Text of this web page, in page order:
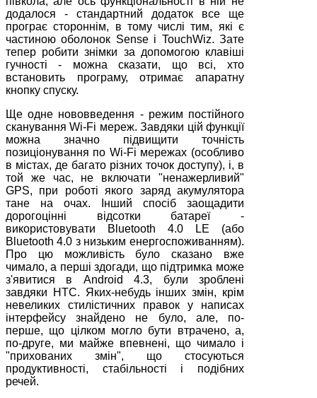
додалося - стандартний додаток все ще
програє стороннім, в тому числі тим, які є
частиною оболонок Sense і TouchWiz. Зате
тепер робити знімки за допомогою клавіші
гучності - можна сказати, що всі, хто
встановить програму, отримає апаратну
кнопку спуску.
Ще одне нововведення - режим постійного
сканування Wi-Fi мереж. Завдяки цій функції
можна значно підвищити точність
позиціонування по Wi-Fi мережах (особливо
в містах, де багато різних точок доступу), і, в
той же час, не включати "ненажерливий"
GPS, при роботі якого заряд акумулятора
тане на очах. Інший спосіб заощадити
дорогоцінні відсотки батареї -
використовувати Bluetooth 4.0 LE (або
Bluetooth 4.0 з низьким енергоспоживанням).
Про цю можливість було сказано вже
чимало, а перші здогади, що підтримка може
з'явитися в Android 4.3, були зроблені
завдяки HTC. Яких-небудь інших змін, крім
невеликих стилістичних правок у написах
інтерфейсу знайдено не було, але, по-
перше, що цілком могло бути втрачено, а,
по-друге, ми майже впевнені, що чимало і
"прихованих змін", що стосуються
продуктивності, стабільності і подібних
речей.